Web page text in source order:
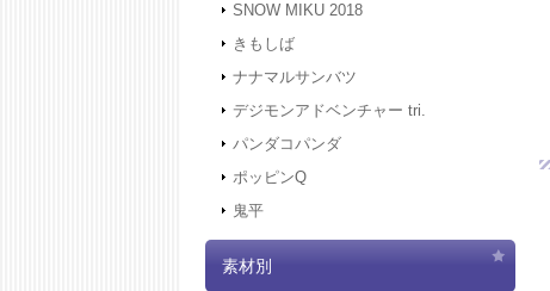
SNOW MIKU 2018
きもしば
ナナマルサンバツ
デジモンアドベンチャー tri.
パンダコパンダ
ポッピンQ
鬼平
素材別